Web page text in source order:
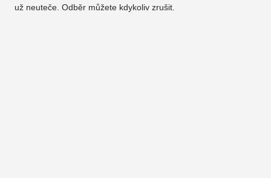
už neuteče. Odběr můžete kdykoliv zrušit.